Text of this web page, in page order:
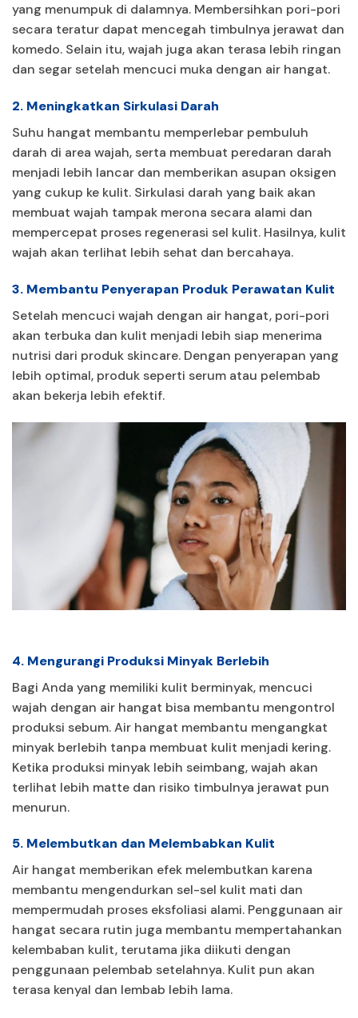
yang menumpuk di dalamnya. Membersihkan pori-pori
secara teratur dapat mencegah timbulnya jerawat dan
komedo. Selain itu, wajah juga akan terasa lebih ringan
dan segar setelah mencuci muka dengan air hangat.
2. Meningkatkan Sirkulasi Darah
Suhu hangat membantu memperlebar pembuluh
darah di area wajah, serta membuat peredaran darah
menjadi lebih lancar dan memberikan asupan oksigen
yang cukup ke kulit. Sirkulasi darah yang baik akan
membuat wajah tampak merona secara alami dan
mempercepat proses regenerasi sel kulit. Hasilnya, kulit
wajah akan terlihat lebih sehat dan bercahaya.
3. Membantu Penyerapan Produk Perawatan Kulit
Setelah mencuci wajah dengan air hangat, pori-pori
akan terbuka dan kulit menjadi lebih siap menerima
nutrisi dari produk skincare. Dengan penyerapan yang
lebih optimal, produk seperti serum atau pelembab
akan bekerja lebih efektif.
4. Mengurangi Produksi Minyak Berlebih
Bagi Anda yang memiliki kulit berminyak, mencuci
wajah dengan air hangat bisa membantu mengontrol
produksi sebum. Air hangat membantu mengangkat
minyak berlebih tanpa membuat kulit menjadi kering.
Ketika produksi minyak lebih seimbang, wajah akan
terlihat lebih matte dan risiko timbulnya jerawat pun
menurun.
5. Melembutkan dan Melembabkan Kulit
Air hangat memberikan efek melembutkan karena
membantu mengendurkan sel-sel kulit mati dan
mempermudah proses eksfoliasi alami. Penggunaan air
hangat secara rutin juga membantu mempertahankan
kelembaban kulit, terutama jika diikuti dengan
penggunaan pelembab setelahnya. Kulit pun akan
terasa kenyal dan lembab lebih lama.